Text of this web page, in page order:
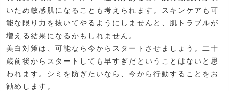
いため敏感肌になることも考えられます。スキンケアも可
能な限り力を抜いてやるようにしませんと、肌トラブルが
増える結果になるかもしれません。
美白対策は、可能なら今からスタートさせましょう。二十
歳前後からスタートしても早すぎだということはないと思
われます。シミを防ぎたいなら、今から行動することをお
勧めします。